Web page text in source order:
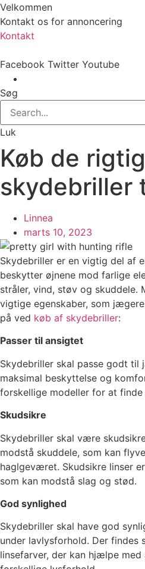
Velkommen
Kontakt os for annoncering
Kontakt
Facebook Twitter Youtube
Søg
Luk
Køb de
skydebriller
Linnea
marts 10, 2023
Skydebriller er en vigtig del af
beskytter øjnene mod farlige
stråler, vind, støv og skuddele.
vigtige egenskaber, som
på ved køb af skydebriller:
Passer til ansigtet
Skydebriller skal passe godt
maksimal beskyttelse og
forskellige modeller for at
Skudsikre
Skydebriller skal være
modstå skuddele, som kan
haglgeværet. Skudsikre linser
som kan modstå slag og stød.
God synlighed
Skydebriller skal have god
under lavlysforhold. Der findes
linsefarver, der kan hjælpe med